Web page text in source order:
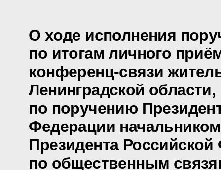
О ходе исполнения
по итогам личного
конференц-связи
Ленинградской
по поручению
Федерации
Президента
по общественным